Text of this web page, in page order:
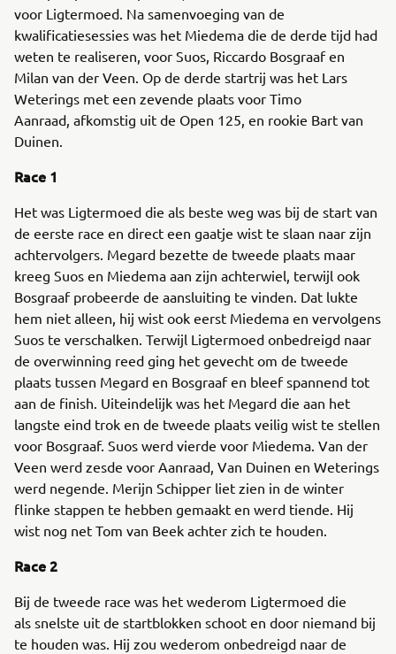
voor Ligtermoed. Na samenvoeging van de
kwalificatiesessies was het Miedema die de derde tijd had
weten te realiseren, voor Suos, Riccardo Bosgraaf en
Milan van der Veen. Op de derde startrij was het Lars
Weterings met een zevende plaats voor Timo
Aanraad, afkomstig uit de Open 125, en rookie Bart van
Duinen.
Race 1
Het was Ligtermoed die als beste weg was bij de start van
de eerste race en direct een gaatje wist te slaan naar zijn
achtervolgers. Megard bezette de tweede plaats maar
kreeg Suos en Miedema aan zijn achterwiel, terwijl ook
Bosgraaf probeerde de aansluiting te vinden. Dat lukte
hem niet alleen, hij wist ook eerst Miedema en vervolgens
Suos te verschalken. Terwijl Ligtermoed onbedreigd naar
de overwinning reed ging het gevecht om de tweede
plaats tussen Megard en Bosgraaf en bleef spannend tot
aan de finish. Uiteindelijk was het Megard die aan het
langste eind trok en de tweede plaats veilig wist te stellen
voor Bosgraaf. Suos werd vierde voor Miedema. Van der
Veen werd zesde voor Aanraad, Van Duinen en Weterings
werd negende. Merijn Schipper liet zien in de winter
flinke stappen te hebben gemaakt en werd tiende. Hij
wist nog net Tom van Beek achter zich te houden.
Race 2
Bij de tweede race was het wederom Ligtermoed die
als snelste uit de startblokken schoot en door niemand bij
te houden was. Hij zou wederom onbedreigd naar de